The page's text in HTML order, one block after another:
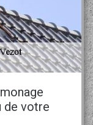
de votre